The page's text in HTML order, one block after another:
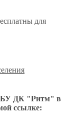
для
МБУ ДК "Ритм" в
ссылке: